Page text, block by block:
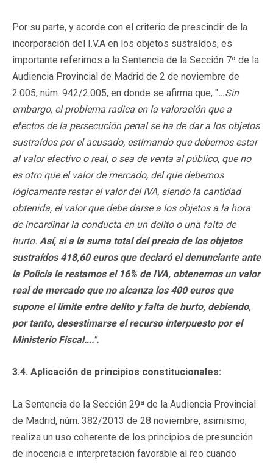
Por su parte, y acorde con el criterio de prescindir de la
incorporación del I.V.A en los objetos sustraídos, es
importante referirnos a la Sentencia de la Sección 7ª de la
Audiencia Provincial de Madrid de 2 de noviembre de
2.005, núm. 942/2.005, en donde se afirma que, "…Sin
embargo, el problema radica en la valoración que a
efectos de la persecución penal se ha de dar a los objetos
sustraídos por el acusado, estimando que debemos estar
al valor efectivo o real, o sea de venta al público, que no
es otro que el valor de mercado, del que debemos
lógicamente restar el valor del IVA, siendo la cantidad
obtenida, el valor que debe darse a los objetos a la hora
de incardinar la conducta en un delito o una falta de
hurto. Así, si a la suma total del precio de los objetos
sustraídos 418,60 euros que declaró el denunciante ante
la Policía le restamos el 16% de IVA, obtenemos un valor
real de mercado que no alcanza los 400 euros que
supone el límite entre delito y falta de hurto, debiendo,
por tanto, desestimarse el recurso interpuesto por el
Ministerio Fiscal….".
3.4. Aplicación de principios constitucionales:
La Sentencia de la Sección 29ª de la Audiencia Provincial
de Madrid, núm. 382/2013 de 28 noviembre, asimismo,
realiza un uso coherente de los principios de presunción
de inocencia e interpretación favorable al reo cuando